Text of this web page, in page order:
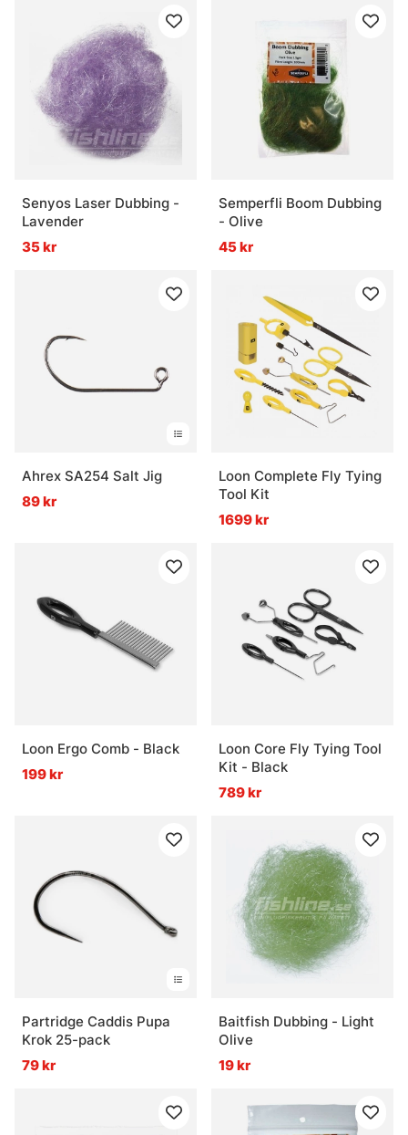
Senyos Laser Dubbing -
Lavender
35 kr
Semperfli Boom Dubbing
- Olive
45 kr
Ahrex SA254 Salt Jig
89 kr
Loon Complete Fly Tying
Tool Kit
1699 kr
Loon Ergo Comb - Black
199 kr
Loon Core Fly Tying Tool
Kit - Black
789 kr
Partridge Caddis Pupa
Krok 25-pack
79 kr
Baitfish Dubbing - Light
Olive
19 kr